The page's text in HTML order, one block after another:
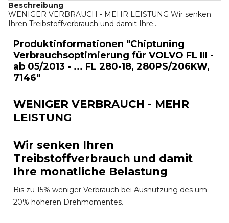
Beschreibung
WENIGER VERBRAUCH - MEHR LEISTUNG Wir senken
Ihren Treibstoffverbrauch und damit Ihre...
Produktinformationen "Chiptuning
Verbrauchsoptimierung für VOLVO FL III -
ab 05/2013 - ... FL 280-18, 280PS/206KW,
7146"
WENIGER VERBRAUCH - MEHR
LEISTUNG
Wir senken Ihren
Treibstoffverbrauch und damit
Ihre monatliche Belastung
Bis zu 15% weniger Verbrauch bei Ausnutzung des um
20% höheren Drehmomentes.